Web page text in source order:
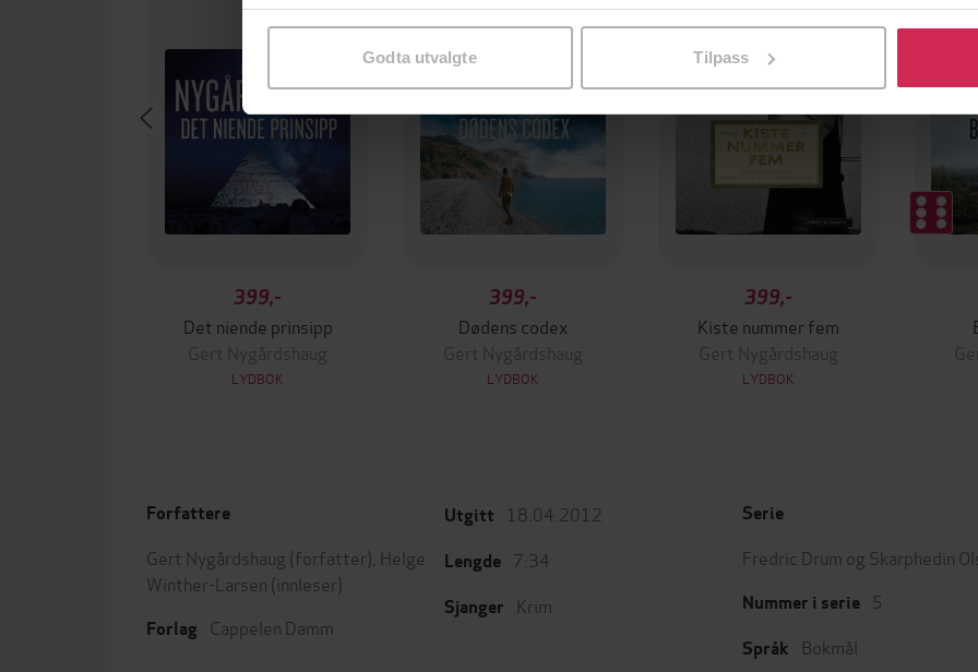
samtykke til spesifikke formål ved å klikke på «Tilpass». Du kan når som helst trekke
Godta utvalgte Tilpass
399,-
Det niende prinsipp
Gert Nygårdshaug
LYDBOK
399,-
Dødens codex
Gert Nygårdshaug
LYDBOK
399,-
Kiste nummer fem
Gert Nygårdshaug
LYDBOK
Forfattere
Gert Nygårdshaug (forfatter), Helge
Winther-Larsen (innleser)
Forlag Cappelen Damm
Utgitt 18.04.2012
Lengde 7:34
Sjanger Krim
Serie
Fredric Drum og Skarphedin
Nummer i serie 5
Språk Bokmål